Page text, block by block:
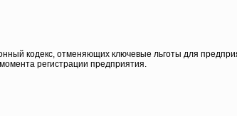
кодекс, отменяющих ключевые льготы для
регистрации предприятия.